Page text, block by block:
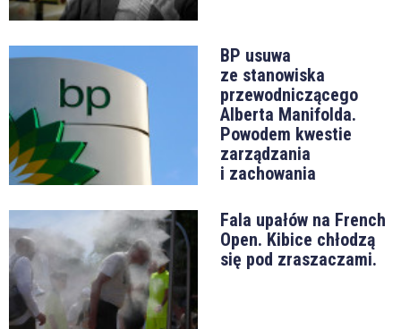
BP usuwa
ze stanowiska
przewodniczącego
Alberta Manifolda.
Powodem kwestie
zarządzania
i zachowania
Fala upałów na French
Open. Kibice chłodzą
się pod zraszaczami.